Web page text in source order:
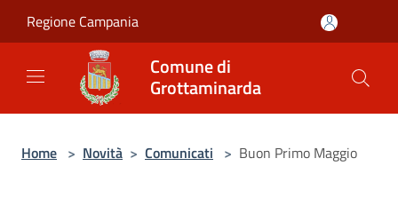
Regione Campania
Comune di
Grottaminarda
Home > Novità > Comunicati > Buon Primo Maggio